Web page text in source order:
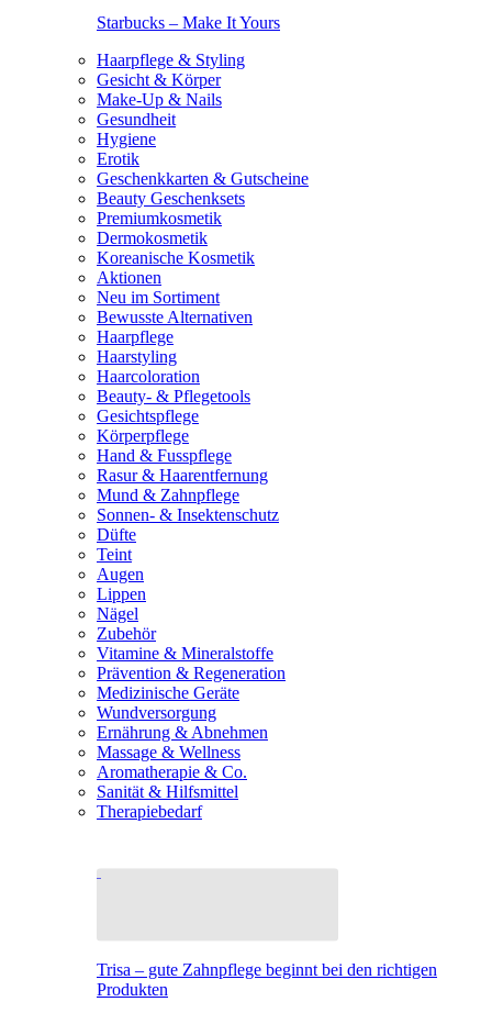
Starbucks – Make It Yours
Haarpflege & Styling
Gesicht & Körper
Make-Up & Nails
Gesundheit
Hygiene
Erotik
Geschenkkarten & Gutscheine
Beauty Geschenksets
Premiumkosmetik
Dermokosmetik
Koreanische Kosmetik
Aktionen
Neu im Sortiment
Bewusste Alternativen
Haarpflege
Haarstyling
Haarcoloration
Beauty- & Pflegetools
Gesichtspflege
Körperpflege
Hand & Fusspflege
Rasur & Haarentfernung
Mund & Zahnpflege
Sonnen- & Insektenschutz
Düfte
Teint
Augen
Lippen
Nägel
Zubehör
Vitamine & Mineralstoffe
Prävention & Regeneration
Medizinische Geräte
Wundversorgung
Ernährung & Abnehmen
Massage & Wellness
Aromatherapie & Co.
Sanität & Hilfsmittel
Therapiebedarf
Trisa – gute Zahnpflege beginnt bei den richtigen
Produkten